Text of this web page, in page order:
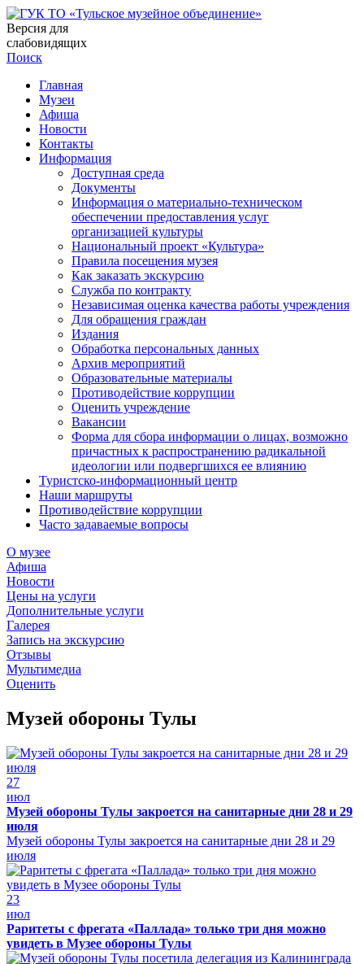
Версия для
слабовидящих
Поиск
Главная
Музеи
Афиша
Новости
Контакты
Информация
Доступная среда
Документы
Информация о материально-техническом
обеспечении предоставления услуг
организацией культуры
Национальный проект «Культура»
Правила посещения музея
Как заказать экскурсию
Служба по контракту
Независимая оценка качества работы учреждения
Для обращения граждан
Издания
Обработка персональных данных
Архив мероприятий
Образовательные материалы
Противодействие коррупции
Оценить учреждение
Вакансии
Форма для сбора информации о лицах, возможно
причастных к распространению радикальной
идеологии или подвергшихся ее влиянию
Туристско-информационный центр
Наши маршруты
Противодействие коррупции
Часто задаваемые вопросы
О музее
Афиша
Новости
Цены на услуги
Дополнительные услуги
Галерея
Запись на экскурсию
Отзывы
Мультимедиа
Оценить
Музей обороны Тулы
27
июл
Музей обороны Тулы закроется на санитарные дни 28 и 29
июля
Музей обороны Тулы закроется на санитарные дни 28 и 29
июля
23
июл
Раритеты с фрегата «Паллада» только три дня можно
увидеть в Музее обороны Тулы